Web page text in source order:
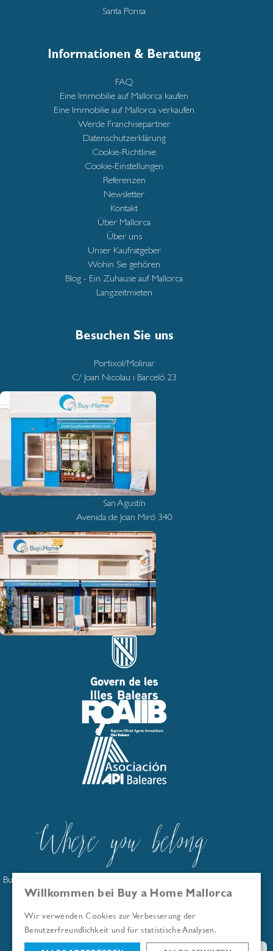
Santa Ponsa
Informationen & Beratung
FAQ
Eine Immobilie auf Mallorca kaufen
Eine Immobilie auf Mallorca verkaufen
Werde Franchisepartner
Datenschutzerklärung
Cookie-Richtlinie
Cookie-Einstellungen
Referenzen
Newsletter
Kontakt
Über Mallorca
Über uns
Unser Kaufratgeber
Wohin Sie gehören
Blog - Ein Zuhause auf Mallorca
Langzeitmieten
Besuchen Sie uns
Portixol/Molinar
C/ Joan Nicolau i Barceló 23
San Agustín
Avenida de Joan Miró 340
Buy a Home Mallorca ist im offiziellen Immobilienmaklerregister
der Balearen eingetragen: GOIBE586263/2024
© Buy a Home Mallorca 2026
Willkommen bei Buy a Home Mallorca
Wir verwenden Cookies zur Verbesserung der
Benutzerfreundlichkeit und für statistische Analysen.